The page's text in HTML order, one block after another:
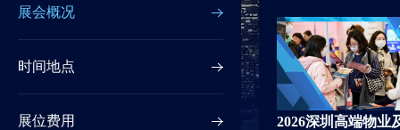
展会概况
时间地点
展位费用
2026深圳高端物业